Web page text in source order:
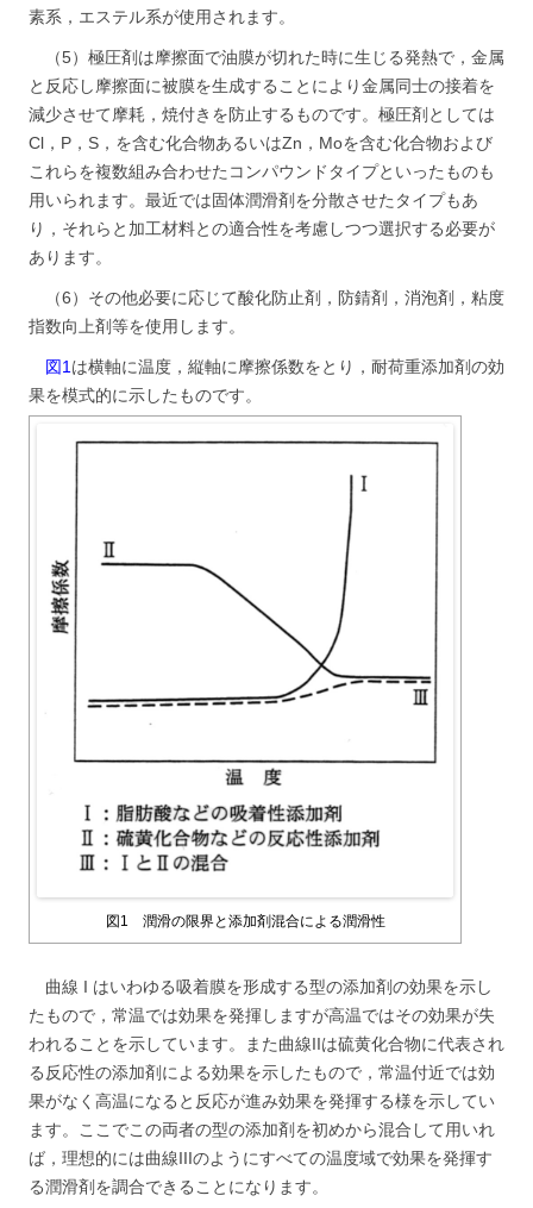
素系，エステル系が使用されます。
（5）極圧剤は摩擦面で油膜が切れた時に生じる発熱で，金属
と反応し摩擦面に被膜を生成することにより金属同士の接着を
減少させて摩耗，焼付きを防止するものです。極圧剤としては
Cl，P，S，を含む化合物あるいはZn，Moを含む化合物および
これらを複数組み合わせたコンパウンドタイプといったものも
用いられます。最近では固体潤滑剤を分散させたタイプもあ
り，それらと加工材料との適合性を考慮しつつ選択する必要が
あります。
（6）その他必要に応じて酸化防止剤，防錆剤，消泡剤，粘度
指数向上剤等を使用します。
図1は横軸に温度，縦軸に摩擦係数をとり，耐荷重添加剤の効
果を模式的に示したものです。
図1 潤滑の限界と添加剤混合による潤滑性
曲線 I はいわゆる吸着膜を形成する型の添加剤の効果を示し
たもので，常温では効果を発揮しますが高温ではその効果が失
われることを示しています。また曲線IIは硫黄化合物に代表され
る反応性の添加剤による効果を示したもので，常温付近では効
果がなく高温になると反応が進み効果を発揮する様を示してい
ます。ここでこの両者の型の添加剤を初めから混合して用いれ
ば，理想的には曲線IIIのようにすべての温度域で効果を発揮す
る潤滑剤を調合できることになります。